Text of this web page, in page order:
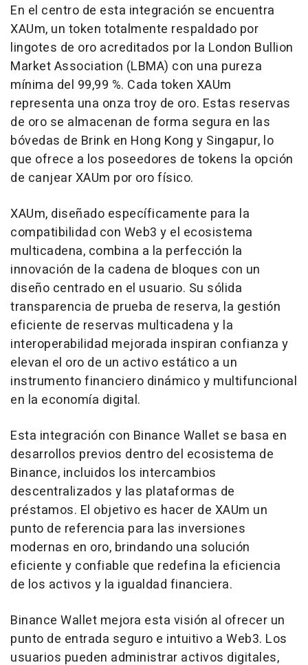
En el centro de esta integración se encuentra
XAUm, un token totalmente respaldado por
lingotes de oro acreditados por la London Bullion
Market Association (LBMA) con una pureza
mínima del 99,99 %. Cada token XAUm
representa una onza troy de oro. Estas reservas
de oro se almacenan de forma segura en las
bóvedas de Brink en Hong Kong y Singapur, lo
que ofrece a los poseedores de tokens la opción
de canjear XAUm por oro físico.
XAUm, diseñado específicamente para la
compatibilidad con Web3 y el ecosistema
multicadena, combina a la perfección la
innovación de la cadena de bloques con un
diseño centrado en el usuario. Su sólida
transparencia de prueba de reserva, la gestión
eficiente de reservas multicadena y la
interoperabilidad mejorada inspiran confianza y
elevan el oro de un activo estático a un
instrumento financiero dinámico y multifuncional
en la economía digital.
Esta integración con Binance Wallet se basa en
desarrollos previos dentro del ecosistema de
Binance, incluidos los intercambios
descentralizados y las plataformas de
préstamos. El objetivo es hacer de XAUm un
punto de referencia para las inversiones
modernas en oro, brindando una solución
eficiente y confiable que redefina la eficiencia
de los activos y la igualdad financiera.
Binance Wallet mejora esta visión al ofrecer un
punto de entrada seguro e intuitivo a Web3. Los
usuarios pueden administrar activos digitales,